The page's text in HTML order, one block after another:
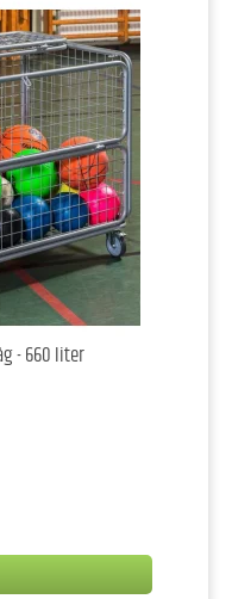
- 660 liter